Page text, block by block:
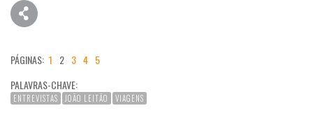
PÁGINAS: 1 2 3 4 5
PALAVRAS-CHAVE:
ENTREVISTAS JOÃO LEITÃO VIAGENS